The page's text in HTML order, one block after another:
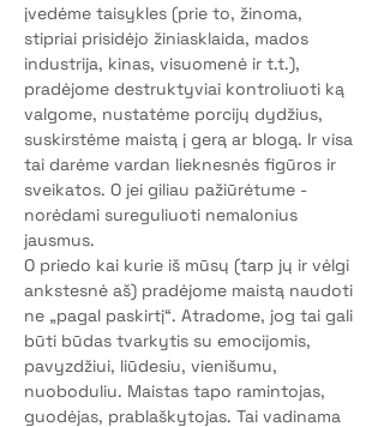
įvedėme taisykles (prie to, žinoma,
stipriai prisidėjo žiniasklaida, mados
industrija, kinas, visuomenė ir t.t.),
pradėjome destruktyviai kontroliuoti ką
valgome, nustatėme porcijų dydžius,
suskirstėme maistą į gerą ar blogą. Ir visa
tai darėme vardan lieknesnės figūros ir
sveikatos. O jei giliau pažiūrėtume -
norėdami sureguliuoti nemalonius
jausmus.
O priedo kai kurie iš mūsų (tarp jų ir vėlgi
ankstesnė aš) pradėjome maistą naudoti
ne „pagal paskirtį“. Atradome, jog tai gali
būti būdas tvarkytis su emocijomis,
pavyzdžiui, liūdesiu, vienišumu,
nuoboduliu. Maistas tapo ramintojas,
guodėjas, prablaškytojas. Tai vadinama